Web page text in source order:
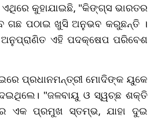
କୁହାଯାଇଛି, "କିଙ୍ଗ୍ସ ଭାରତର
ଗଛ ପଠାଇ ଖୁସି ଅନୁଭବ କରୁଛନ୍ତି ।
ଅନୁପ୍ରାଣିତ ଏହି ପଦକ୍ଷେପ ପରିବେଶ
ପ୍ରଧାନମନ୍ତ୍ରୀ ମୋଦିଙ୍କ ୟୁକେ
"ଜଳବାୟୁ ଓ ସ୍ୱଚ୍ଛ ଶକ୍ତି
ଏକ ପ୍ରମୁଖ ସ୍ତମ୍ଭ, ଯାହା ଦୁଇ